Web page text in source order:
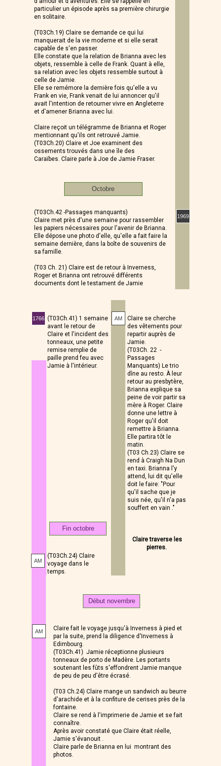
particulier un épisode après sa première chirurgie
en solitaire.
(T03Ch.19) Claire se demande ce qui lui
manquerait de la vie moderne et si elle serait
capable de s'en passer.
Elle constate que la relation de Brianna avec les
objets, ressemble à celle de Frank. Quant à elle,
sa relation avec les objets ressemble surtout à
celle de Jamie.
Elle se remémore la dernière fois qu'elle a vu
Frank en vie, Frank venait de lui annoncer qu'il
avait l'intention de retourner vivre en Angleterre
et d'amener Brianna avec lui.
Claire reçoit un télégramme de Brianna et Roger
mentionnant qu'ils ont retrouvé Jamie.
(T03Ch.20) Claire et Joe examinent des
ossements trouvés dans une île des
Caraïbes. Claire parle à Joe de Jamie Fraser.
Octobre
(T03Ch.42 -Passages manquants)
Claire met près d'une semaine pour rassembler
les papiers nécessaires pour l'avenir de Brianna.
Elle dépose une photo d'elle, qu'elle a fait faire la
semaine dernière, dans la boîte de souvenirs de
sa famille.
(T03 Ch. 21) Claire est de retour à Inverness,
Roger et Brianna ont retrouvé différents
documents dont le testament de Jamie
5
1766 (T03Ch.41) 1 semaine
avant le retour de
Claire et l'incident des
tonneaux, une petite
remise remplie de
paille prend feu avec
Jamie à l'intérieur.
AM
Claire se cherche
des vêtements pour
repartir auprès de
Jamie.
(T03Ch. 22 -
Passages
Manquants) Le trio
dîne au resto. À leur
retour au presbytère,
Brianna explique sa
peine de voir partir sa
mère à Roger. Claire
donne une lettre à
Roger qu'il doit
remettre à Brianna.
Elle partira tôt le
matin.
(T03 Ch.23) Claire se
rend à Craigh Na Dun
en taxi. Brianna l'y
attend, lui dit qu'elle
doit le faire: "Pour
qu'il sache que je
suis née, qu'il n'a pas
souffert en vain ."
Claire traverse les
pierres.
Fin octobre
AM
(T03Ch.24) Claire
voyage dans le
temps.
Début novembre
Claire fait le voyage jusqu'à Inverness à pied et
par la suite, prend la diligence d'Inverness à
Edimbourg.
(T03Ch.41) Jamie réceptionne plusieurs
tonneaux de porto de Madère. Les portants
soutenant les fûts s'effondrent Jamie manque
de peu de peu d'être écrasé.
(T03 Ch.24) Claire mange un sandwich au beurre
d'arachide et à la confiture de cerises près de la
fontaine.
Claire se rend à l'imprimerie de Jamie et se fait
connaître.
Après avoir constaté que Claire était réelle,
Jamie s'évanouit .
Claire parle de Brianna en lui montrant des
photos.
AM
1969